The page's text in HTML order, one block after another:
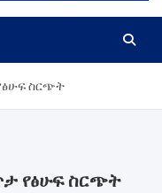
ስርጭት
የፅሁፍ ስርጭት